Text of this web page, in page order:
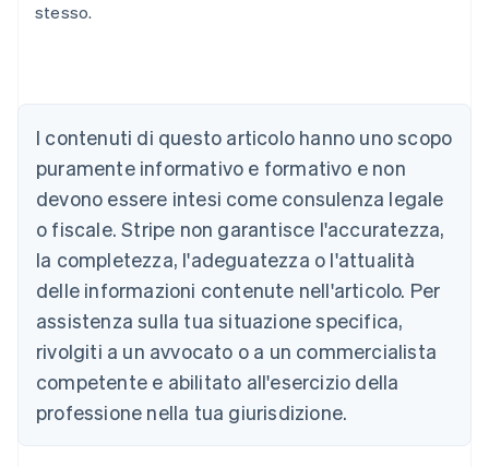
stesso.
I contenuti di questo articolo hanno uno scopo
puramente informativo e formativo e non
devono essere intesi come consulenza legale
o fiscale. Stripe non garantisce l'accuratezza,
la completezza, l'adeguatezza o l'attualità
delle informazioni contenute nell'articolo. Per
assistenza sulla tua situazione specifica,
rivolgiti a un avvocato o a un commercialista
competente e abilitato all'esercizio della
professione nella tua giurisdizione.
English
DeutschEnglish
Belgio
Nederlands Français English
Brasile
PortuguêsEnglish
Bulgaria
Canada
EnglishFrançais
Cina continentale
简体中文English
Cipro